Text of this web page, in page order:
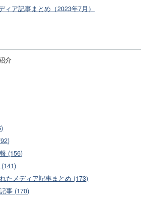
ィア記事まとめ（2023年7月）
介
(156)
たメディア記事まとめ (173)
事 (170)